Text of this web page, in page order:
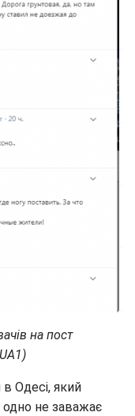
на пост
Одесі, який
не заважає